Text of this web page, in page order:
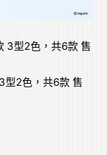
3型2色，共6款 售
型2色，共6款 售